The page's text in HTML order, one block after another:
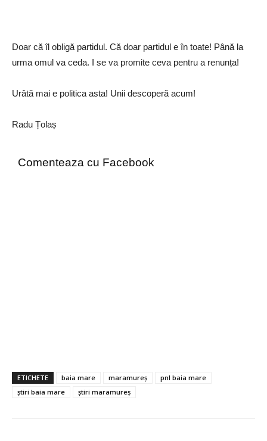
Doar că îl obligă partidul. Că doar partidul e în toate! Până la
urma omul va ceda. I se va promite ceva pentru a renunța!
Urâtă mai e politica asta! Unii descoperă acum!
Radu Țolaș
Comenteaza cu Facebook
ETICHETE baia mare maramureș
pnl baia mare
știri baia mare
știri maramureș